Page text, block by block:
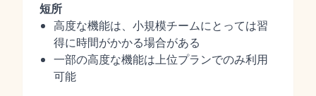
短所
高度な機能は、小規模チームにとっては習
得に時間がかかる場合がある
一部の高度な機能は上位プランでのみ利用
可能